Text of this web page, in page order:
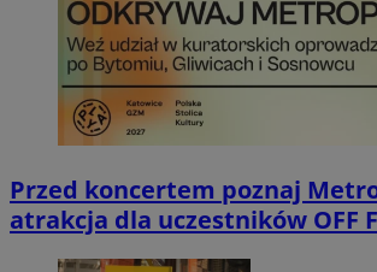
Przed koncertem poznaj
atrakcja dla uczestników OFF